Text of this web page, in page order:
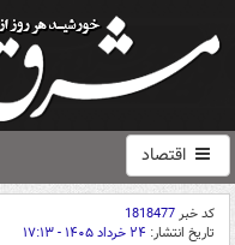
اقتصاد
کد خبر1818477
تاریخ انتشار: ۲۴ خرداد ۱۴۰۵ - ۱۷:۱۳